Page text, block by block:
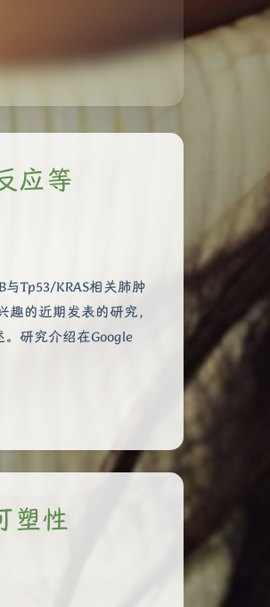
应等
Tp53/KRAS相关肺肿
的近期发表的研究，
研究介绍在Google
塑性